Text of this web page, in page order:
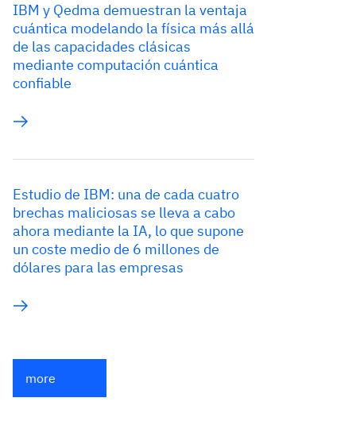
IBM y Qedma demuestran la ventaja
cuántica modelando la física más allá
de las capacidades clásicas
mediante computación cuántica
confiable
Estudio de IBM: una de cada cuatro
brechas maliciosas se lleva a cabo
ahora mediante la IA, lo que supone
un coste medio de 6 millones de
dólares para las empresas
more